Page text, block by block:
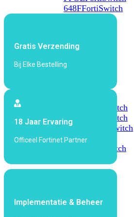
648FFortiSwitch
1000
FortiSwitch
1048E
FortiSwitch
T1024E
FortiSwitch
T1024F-
FortiSwitch
Series
Gratis Verzending
Bij Elke Bestelling
18 Jaar Ervaring
Officeel Fortinet Partner
Implementatie & Beheer